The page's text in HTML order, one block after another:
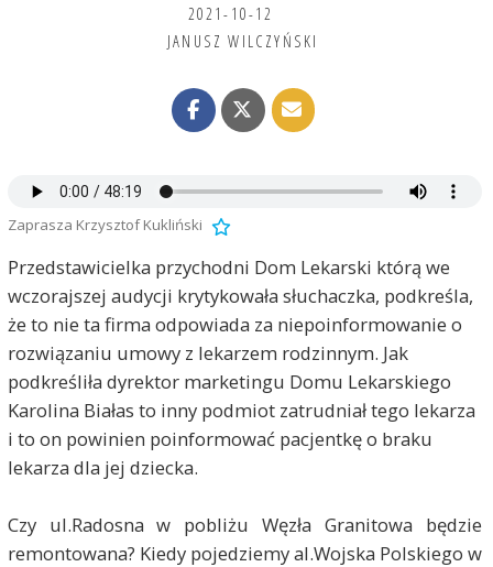
2021-10-12
JANUSZ WILCZYŃSKI
Zaprasza Krzysztof Kukliński
Przedstawicielka przychodni Dom Lekarski którą we
wczorajszej audycji krytykowała słuchaczka, podkreśla,
że to nie ta firma odpowiada za niepoinformowanie o
rozwiązaniu umowy z lekarzem rodzinnym. Jak
podkreśliła dyrektor marketingu Domu Lekarskiego
Karolina Białas to inny podmiot zatrudniał tego lekarza
i to on powinien poinformować pacjentkę o braku
lekarza dla jej dziecka.
Czy ul.Radosna w pobliżu Węzła Granitowa będzie
remontowana? Kiedy pojedziemy al.Wojska Polskiego w